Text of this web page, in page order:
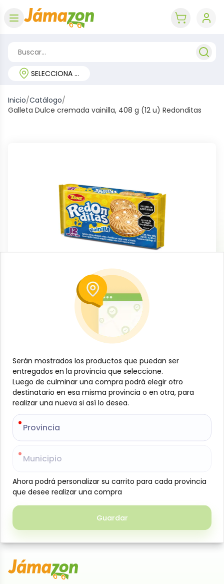
SELECCIONA TU REGIÓN
Inicio/Catálogo/
Galleta Dulce cremada vainilla, 408 g (12 u) Redonditas
Dulces y confituras
Galleta Dulce cremada vainilla, 408 g
(12 u) Redonditas
B-JAM-001-1561
$265
Especificaciones
- +
Galletas dulces rellenas con crema sabor vainilla,
cremoso. Ideales para meriendas, loncheras o para
disfrutar en cualquier momento del día.
Presentación de 408 g en 12 paquetes individuales de
34 g cada uno, prácticos para llevar y conservar su
frescura.
Serán mostrados los productos que puedan ser
entregados en la provincia que seleccione.
Luego de culminar una compra podrá elegir otro
destinatario en esa misma provincia o en otra, para
realizar una nueva si así lo desea.
Provincia
Municipio
Ahora podrá personalizar su carrito para cada provincia
que desee realizar una compra
Guardar
Serán mostrados los productos que puedan ser
entregados en la provincia que seleccione.
Luego de culminar una compra podrá elegir otro
destinatario en esa misma provincia o en otra, para
realizar una nueva si así lo desea.
Provincia
Municipio
Ahora podrá personalizar su carrito para cada provincia
que desee realizar una compra
Guardar